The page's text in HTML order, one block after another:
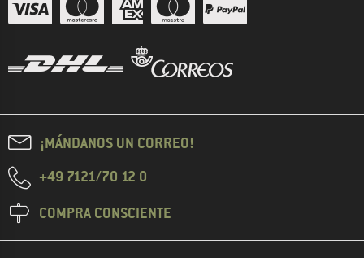
¡MÁNDANOS UN CORREO!
+49 7121/70 12 0
COMPRA CONSCIENTE